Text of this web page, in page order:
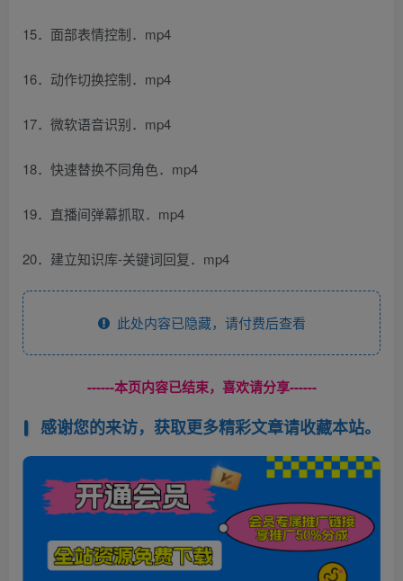
15．面部表情控制．mp4
16．动作切换控制．mp4
17．微软语音识别．mp4
18．快速替换不同角色．mp4
19．直播间弹幕抓取．mp4
20．建立知识库-关键词回复．mp4
此处内容已隐藏，请付费后查看
------本页内容已结束，喜欢请分享------
感谢您的来访，获取更多精彩文章请收藏本站。